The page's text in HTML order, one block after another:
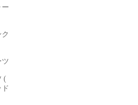
ー
ツ
(
ド